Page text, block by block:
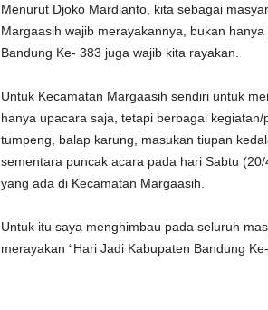
Menurut Djoko Mardianto, kita sebagai
Margaasih wajib merayakannya, bukan
Bandung Ke- 383 juga wajib kita rayakan.
Untuk Kecamatan Margaasih sendiri untuk
hanya upacara saja, tetapi berbagai
tumpeng, balap karung, masukan tiupan
sementara puncak acara pada hari Sabtu
yang ada di Kecamatan Margaasih.
Untuk itu saya menghimbau pada seluruh
merayakan “Hari Jadi Kabupaten Bandung